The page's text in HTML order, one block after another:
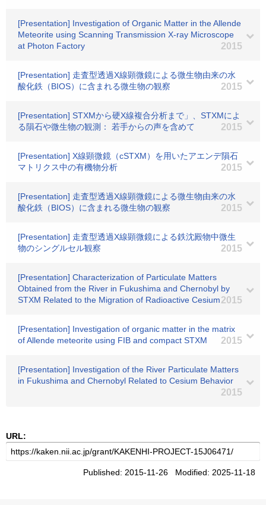
[Presentation] Investigation of Organic Matter in the Allende
Meteorite using Scanning Transmission X-ray Microscope
at Photon Factory
2015
[Presentation] 走査型透過X線顕微鏡による微生物由来の水
酸化鉄（BIOS）に含まれる微生物の観察
2015
[Presentation] STXMから硬X線複合分析まで」、STXMによ
る隕石や微生物の観測： 若手からの声を含めて
2015
[Presentation] X線顕微鏡（cSTXM）を用いたアエンデ隕石
マトリクス中の有機物分析
2015
[Presentation] 走査型透過X線顕微鏡による微生物由来の水
酸化鉄（BIOS）に含まれる微生物の観察
2015
[Presentation] 走査型透過X線顕微鏡による鉄沈殿物中微生
物のシングルセル観察
2015
[Presentation] Characterization of Particulate Matters
Obtained from the River in Fukushima and Chernobyl by
STXM Related to the Migration of Radioactive Cesium2015
[Presentation] Investigation of organic matter in the matrix
of Allende meteorite using FIB and compact STXM
2015
[Presentation] Investigation of the River Particulate Matters
in Fukushima and Chernobyl Related to Cesium Behavior
2015
URL:
Published: 2015-11-26 Modified: 2025-11-18